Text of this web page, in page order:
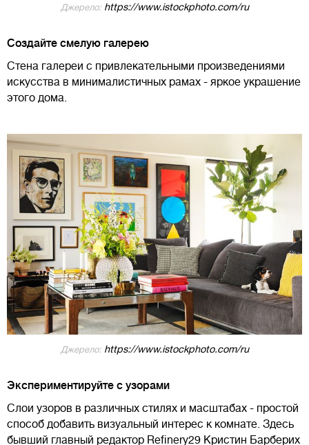
Джерело:https://www.istockphoto.com/ru
Создайте смелую галерею
Стена галереи с привлекательными произведениями
искусства в минималистичных рамах - яркое украшение
этого дома.
Джерело:https://www.istockphoto.com/ru
Экспериментируйте с узорами
Слои узоров в различных стилях и масштабах - простой
способ добавить визуальный интерес к комнате. Здесь
бывший главный редактор Refinery29 Кристин Барберих